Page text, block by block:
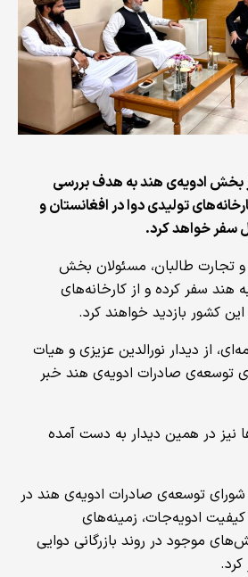
بخش ادویه‌ی هند به هدف بررسی
تولیدی دوا در افغانستان و
سفر خواهد کرد.
تجارت طالبان، مسئولان بخش
هند سفر کرده و از کارخانه‌های
کشور بازدید خواهند کرد.
از دیدار نورالدین عزیزی و هیات
توسعه‌ی صادرات ادویه‌ی هند خبر
نیز در همین دیدار به دست آمده
توسعه‌ی صادرات ادویه‌ی هند در
کیفیت ادویه‌جات، زمینه‌های
موجود در روند بازرگانی دوایی